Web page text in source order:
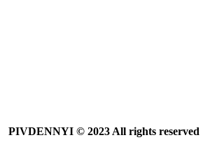
PIVDENNYI © 2023 All rights reserved